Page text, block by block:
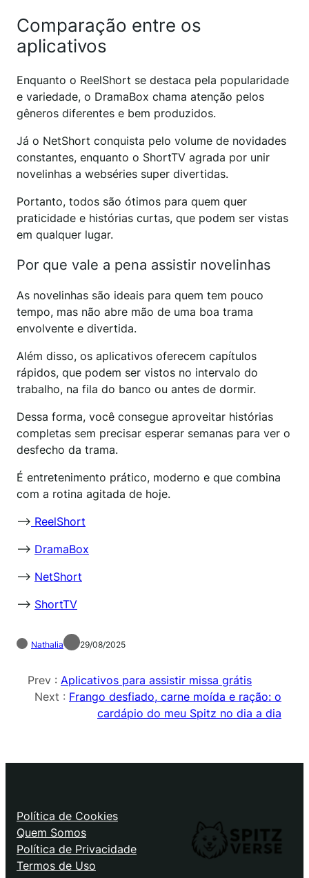
Comparação entre os
aplicativos
Enquanto o ReelShort se destaca pela popularidade
e variedade, o DramaBox chama atenção pelos
gêneros diferentes e bem produzidos.
Já o NetShort conquista pelo volume de novidades
constantes, enquanto o ShortTV agrada por unir
novelinhas a webséries super divertidas.
Portanto, todos são ótimos para quem quer
praticidade e histórias curtas, que podem ser vistas
em qualquer lugar.
Por que vale a pena assistir novelinhas
As novelinhas são ideais para quem tem pouco
tempo, mas não abre mão de uma boa trama
envolvente e divertida.
Além disso, os aplicativos oferecem capítulos
rápidos, que podem ser vistos no intervalo do
trabalho, na fila do banco ou antes de dormir.
Dessa forma, você consegue aproveitar histórias
completas sem precisar esperar semanas para ver o
desfecho da trama.
É entretenimento prático, moderno e que combina
com a rotina agitada de hoje.
–> ReelShort
–> DramaBox
–> NetShort
–> ShortTV
Nathalia 29/08/2025
Prev : Aplicativos para assistir missa grátis
Next : Frango desfiado, carne moída e ração: o
cardápio do meu Spitz no dia a dia
Política de Cookies
Quem Somos
Política de Privacidade
Termos de Uso